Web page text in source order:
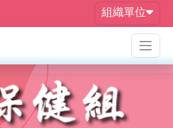
組織單位